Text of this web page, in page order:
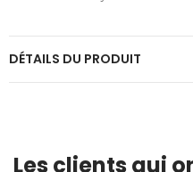
DÉTAILS DU PRODUIT
Les clients qui